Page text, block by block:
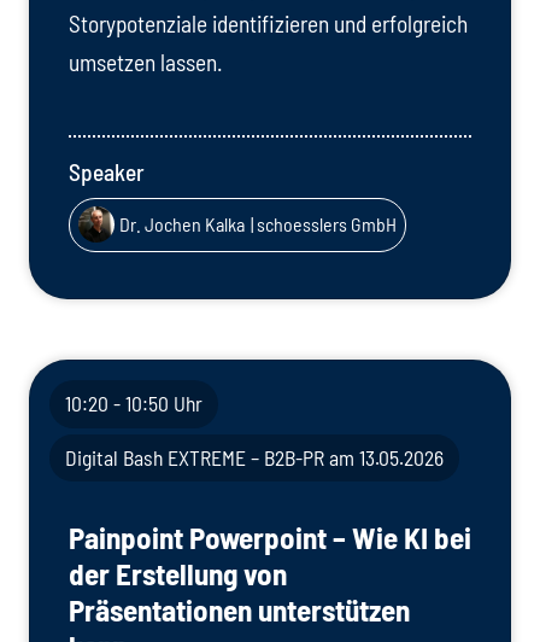
Storypotenziale identifizieren und erfolgreich
umsetzen lassen.
Speaker
Dr. Jochen Kalka | schoesslers GmbH
10:20 - 10:50 Uhr
Digital Bash EXTREME – B2B-PR am 13.05.2026
Painpoint Powerpoint – Wie KI bei
der Erstellung von
Präsentationen unterstützen